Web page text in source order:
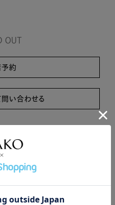
OUT
約
い合わせる